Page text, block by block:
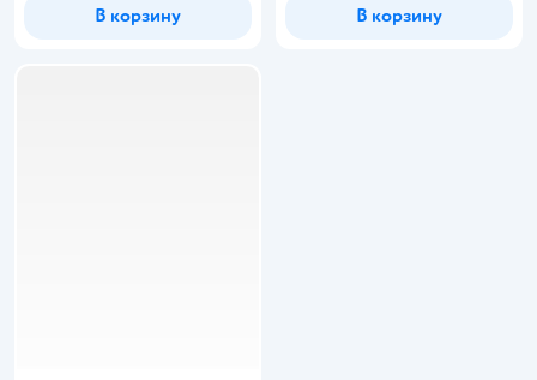
В корзину В корзину